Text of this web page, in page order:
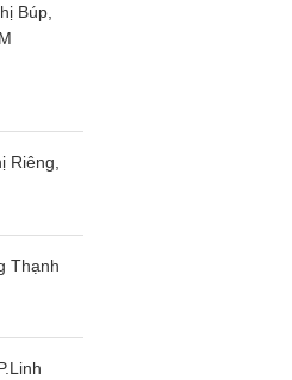
Tủ lạnh Samsung
Búp,
Riêng,
Thạnh